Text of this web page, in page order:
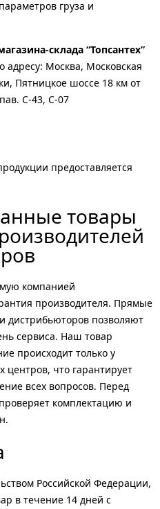
груза и
склада “Топсантех”
адресу: Москва, Московская
Пятницкое шоссе 18 км от
С-43, С-07
предоставляется
товары
компанией
производителя. Прямые
дистрибьюторов позволяют
сервиса. Наш товар
происходит только у
что гарантирует
всех вопросов. Перед
комплектацию и
Российской Федерации,
в течение 14 дней с